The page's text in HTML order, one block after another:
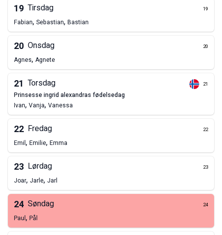
19 Tirsdag 19
Fabian, Sebastian, Bastian
20 Onsdag 20
Agnes, Agnete
21 Torsdag 21
prinsesse ingrid alexandras fødelsedag
Ivan, Vanja, Vanessa
22 Fredag 22
Emil, Emilie, Emma
23 Lørdag 23
Joar, Jarle, Jarl
24 Søndag 24
Paul, Pål